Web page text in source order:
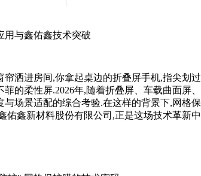
用与鑫佑鑫技术突破
帘洒进房间,你拿起桌边的折叠屏手机,指尖
菲的柔性屏.2026年,随着折叠屏、车载曲面屏
与场景适配的综合考验.在这样的背景下,网格
佑鑫新材料股份有限公司,正是这场技术革新